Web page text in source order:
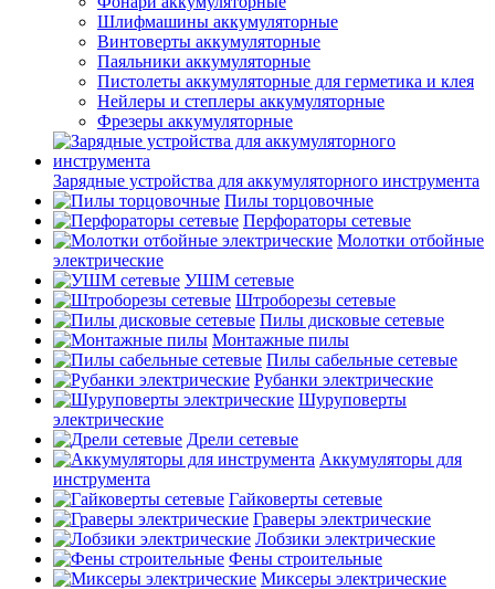
Шлифмашины аккумуляторные
Винтоверты аккумуляторные
Паяльники аккумуляторные
Пистолеты аккумуляторные для герметика и клея
Нейлеры и степлеры аккумуляторные
Фрезеры аккумуляторные
Зарядные устройства для аккумуляторного инструмента
Пилы торцовочные
Перфораторы сетевые
Молотки отбойные
электрические
УШМ сетевые
Штроборезы сетевые
Пилы дисковые сетевые
Монтажные пилы
Пилы сабельные сетевые
Рубанки электрические
Шуруповерты
электрические
Дрели сетевые
Аккумуляторы для
инструмента
Гайковерты сетевые
Граверы электрические
Лобзики электрические
Фены строительные
Миксеры электрические